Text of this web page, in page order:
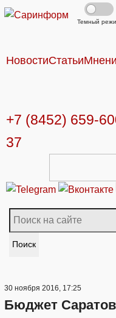
Темный
НовостиСтатьи
+7 (8452) 659-
37
Поиск
30 ноября 2016, 17:25
Бюджет